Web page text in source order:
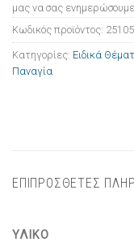
μας να σας ενημερώσουμε
Κωδικός προϊόντος:
Κατηγορίες: Ειδικά
Παναγία
ΕΠΙΠΡΟΣΘΕΤΕΣ
ΥΛΙΚΟ